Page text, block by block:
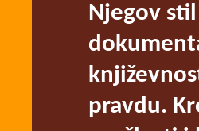
Njegov
pravdu.